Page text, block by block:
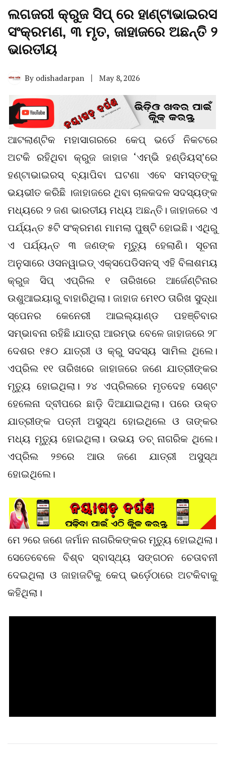
ଲଗଜରୀ କ୍ରୁଜ ସିପ୍ ରେ ହାଣ୍ଟାଭାଇରସ
ସଂକ୍ରମଣ, ୩ ମୃତ, ଜାହାଜରେ ଅଛନ୍ତି ୨
ଭାରତୀୟ
By odishadarpan May 8, 2026
ଆଟଲାଣ୍ଟିକ ମହାସାଗରରେ କେପ୍‌ ଭର୍ଡେ ନିକଟରେ
ଅଟକି ରହିଥିବା କ୍ରୁଜ ଜାହାଜ ‘ଏମ୍‌ଭି ହଣ୍ଡିୟସ୍’ରେ
ହଣ୍ଟାଭାଇରସ୍‌ ବ୍ୟାପିବା ଘଟଣା ଏବେ ସମସ୍ତଙ୍କୁ
ଭୟଭୀତ କରିଛି ।ଜାହାଜରେ ଥିବା ଚାଳକଦଳ ସଦସ୍ୟଙ୍କ
ମଧ୍ୟରେ ୨ ଜଣ ଭାରତୀୟ ମଧ୍ୟ ଅଛନ୍ତି। ଜାହାଜରେ ଏ
ପର୍ଯ୍ୟନ୍ତ ୫ଟି ସଂକ୍ରମଣ ମାମଲା ପୁଷ୍ଟି ହୋଇଛି। ଏଥିରୁ
ଏ ପର୍ଯ୍ୟନ୍ତ ୩ ଜଣଙ୍କ ମୃତ୍ୟୁ ହେଲାଣି। ସୂଚନା
ଅନୁସାରେ ଓସନୱାଇଡ୍ ଏକ୍ସପେଡିସନସ୍ ଏହି ବିଳାଶମୟ
କ୍ରୁଜ ସିପ୍ ଏପ୍ରିଲ ୧ ତାରିଖରେ ଆର୍ଜେଣ୍ଟିନାର
ଉଶୁଆଇୟାରୁ ବାହାରିଥିଲା। ଜାହାଜ ମେ୧୦ ତାରିଖ ସୁଦ୍ଧା
ସ୍ପେନର କେନେରୀ ଆଇଲ୍ୟାଣ୍ଡ ପହଞ୍ଚିବାର
ସମ୍ଭାବନା ରହିଛି।ଯାତ୍ରା ଆରମ୍ଭ ବେଳେ ଜାହାଜରେ ୨୮
ଦେଶର ୧୫୦ ଯାତ୍ରୀ ଓ କ୍ରୁ ସଦସ୍ୟ ସାମିଲ ଥିଲେ।
ଏପ୍ରିଲ ୧୧ ତାରିଖରେ ଜାହାଜରେ ଜଣେ ଯାତ୍ରୀଙ୍କର
ମୃତ୍ୟୁ ହୋଇଥିଲା। ୨୪ ଏପ୍ରିଲରେ ମୃତଦେହ ସେଣ୍ଟ
ହେଲେନା ଦ୍ବୀପରେ ଛାଡ଼ି ଦିଆଯାଇଥିଲା। ପରେ ଉକ୍ତ
ଯାତ୍ରୀଙ୍କ ପତ୍ନୀ ଅସୁସ୍ଥ ହୋଇଥିଲେ ଓ ତାଙ୍କର
ମଧ୍ୟ ମୃତ୍ୟୁ ହୋଇଥିଲା। ଉଭୟ ଡଚ୍‌ ନାଗରିକ ଥିଲେ।
ଏପ୍ରିଲ ୨୭ରେ ଆଉ ଜଣେ ଯାତ୍ରୀ ଅସୁସ୍ଥ
ହୋଇଥିଲେ।
ମେ ୨ରେ ଜଣେ ଜର୍ମାନ ନାଗରିକଙ୍କର ମୃତ୍ୟୁ ହୋଇଥିଲା।
ସେତେବେଳେ ବିଶ୍ବ ସ୍ବାସ୍ଥ୍ୟ ସଙ୍ଗଠନ ଚେତାବନୀ
ଦେଇଥିଲା ଓ ଜାହାଜଟିକୁ କେପ୍‌ ଭର୍ଡ଼େଠାରେ ଅଟକିବାକୁ
କହିଥିଲା।